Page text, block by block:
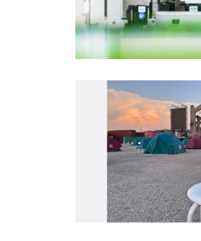
Periodo di tempo
Tipologia media